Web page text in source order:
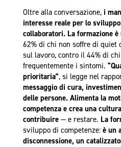
Oltre alla conversazione, i
interesse reale per lo
collaboratori. La formazione
62% di chi non soffre di quiet
sul lavoro, contro il 44% di
frequentemente i sintomi.
prioritaria”, si legge nel
messaggio di cura,
delle persone. Alimenta la
competenza e crea una
contribuire— e restare. La
sviluppo di competenze: è un
disconnessione, un